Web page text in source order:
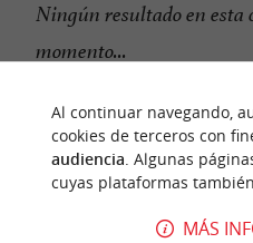
Ningún resultado en esta
momento...
Al continuar navegando,
cookies de terceros con
audiencia . Algunas
cuyas plataformas
MÁS